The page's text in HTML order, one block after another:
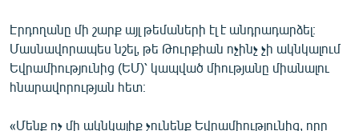
ՁԳՏԵԼՈՎ ԼԱՎԱԳՈՒՅՆԻՆ
ՓՈԴՔԱՍԹ
Հայերեն
Էրդողանը մի շարք այլ թեմաների էլ է անդրադարձել։
Մասնավորապես նշել, թե Թուրքիան ոչինչ չի ակնկալում
Եվրամիությունից (ԵՄ)՝ կապված միությանը միանալու
հնարավորության հետ։
«Մենք ոչ մի ակնկալիք չունենք Եվրամիությունից, որը